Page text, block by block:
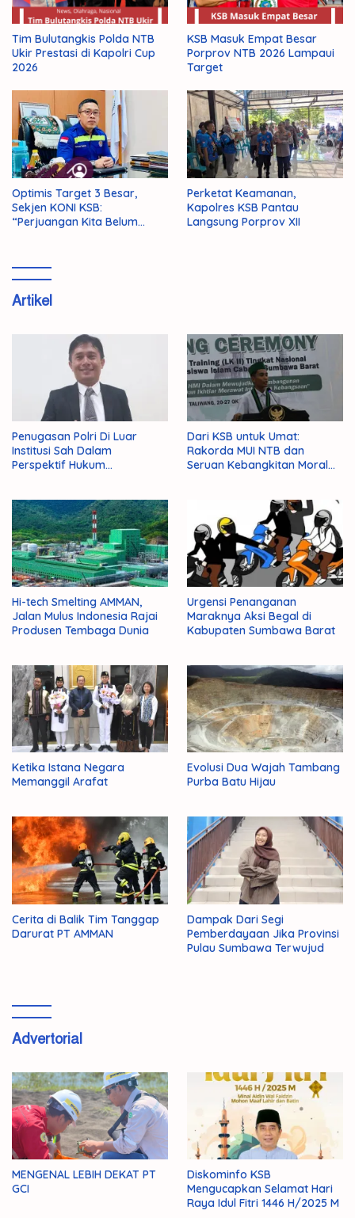
Tim Bulutangkis Polda NTB
Ukir Prestasi di Kapolri Cup
2026
KSB Masuk Empat Besar
Porprov NTB 2026 Lampaui
Target
Optimis Target 3 Besar,
Sekjen KONI KSB:
“Perjuangan Kita Belum
Perketat Keamanan,
Kapolres KSB Pantau
Langsung Porprov XII
Artikel
Penugasan Polri Di Luar
Institusi Sah Dalam
Perspektif Hukum
Dari KSB untuk Umat:
Rakorda MUI NTB dan
Seruan Kebangkitan Moral
Hi-tech Smelting AMMAN,
Jalan Mulus Indonesia Rajai
Produsen Tembaga Dunia
Urgensi Penanganan
Maraknya Aksi Begal di
Kabupaten Sumbawa Barat
Ketika Istana Negara
Memanggil Arafat
Evolusi Dua Wajah Tambang
Purba Batu Hijau
Cerita di Balik Tim Tanggap
Darurat PT AMMAN
Dampak Dari Segi
Pemberdayaan Jika Provinsi
Pulau Sumbawa Terwujud
Advertorial
MENGENAL LEBIH DEKAT PT
GCI
Diskominfo KSB
Mengucapkan Selamat Hari
Raya Idul Fitri 1446 H/2025 M